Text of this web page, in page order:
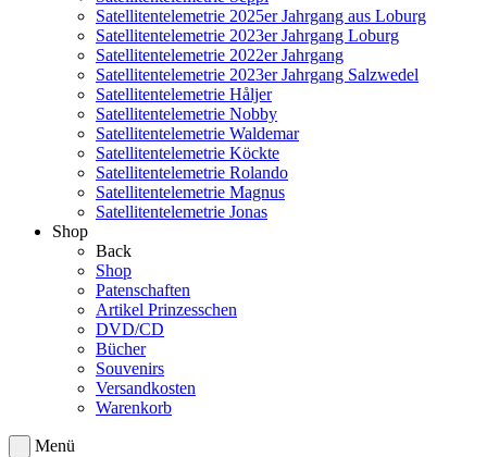
Satellitentelemetrie 2025er Jahrgang aus Loburg
Satellitentelemetrie 2023er Jahrgang Loburg
Satellitentelemetrie 2022er Jahrgang
Satellitentelemetrie 2023er Jahrgang Salzwedel
Satellitentelemetrie Håljer
Satellitentelemetrie Nobby
Satellitentelemetrie Waldemar
Satellitentelemetrie Köckte
Satellitentelemetrie Rolando
Satellitentelemetrie Magnus
Satellitentelemetrie Jonas
Shop
Back
Shop
Patenschaften
Artikel Prinzesschen
DVD/CD
Bücher
Souvenirs
Versandkosten
Warenkorb
Menü